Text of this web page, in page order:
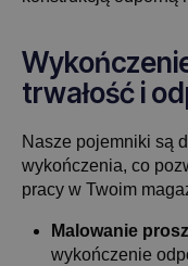
trwałość i
Nasze pojemniki są
wykończenia, co
pracy w Twoim
Malowanie
wykończenie